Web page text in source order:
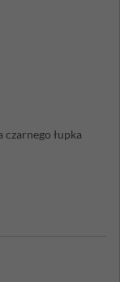
łupka